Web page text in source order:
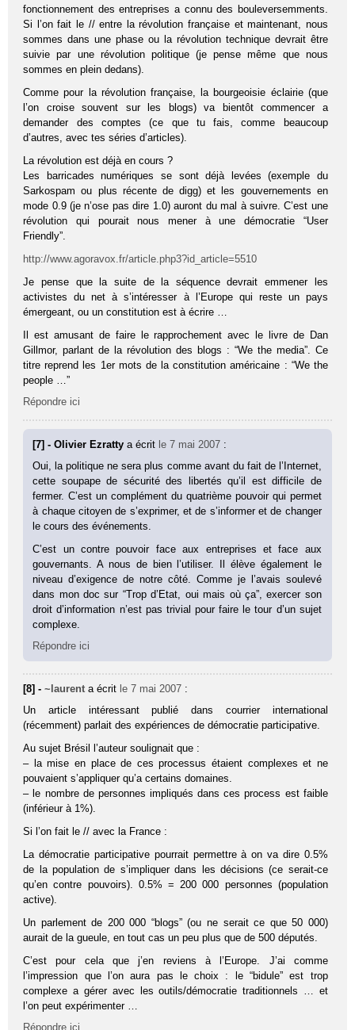
fonctionnement des entreprises a connu des bouleversemments.
Si l’on fait le // entre la révolution française et maintenant, nous
sommes dans une phase ou la révolution technique devrait être
suivie par une révolution politique (je pense même que nous
sommes en plein dedans).
Comme pour la révolution française, la bourgeoisie éclairie (que
l’on croise souvent sur les blogs) va bientôt commencer a
demander des comptes (ce que tu fais, comme beaucoup
d’autres, avec tes séries d’articles).
La révolution est déjà en cours ?
Les barricades numériques se sont déjà levées (exemple du
Sarkospam ou plus récente de digg) et les gouvernements en
mode 0.9 (je n’ose pas dire 1.0) auront du mal à suivre. C’est une
révolution qui pourait nous mener à une démocratie “User
Friendly”.
http://www.agoravox.fr/article.php3?id_article=5510
Je pense que la suite de la séquence devrait emmener les
activistes du net à s’intéresser à l’Europe qui reste un pays
émergeant, ou un constitution est à écrire …
Il est amusant de faire le rapprochement avec le livre de Dan
Gillmor, parlant de la révolution des blogs : “We the media”. Ce
titre reprend les 1er mots de la constitution américaine : “We the
people …”
Répondre ici
[7] - Olivier Ezrattya écrit le 7 mai 2007 :
Oui, la politique ne sera plus comme avant du fait de l’Internet,
cette soupape de sécurité des libertés qu’il est difficile de
fermer. C’est un complément du quatrième pouvoir qui permet
à chaque citoyen de s’exprimer, et de s’informer et de changer
le cours des événements.
C’est un contre pouvoir face aux entreprises et face aux
gouvernants. A nous de bien l’utiliser. Il élève également le
niveau d’exigence de notre côté. Comme je l’avais soulevé
dans mon doc sur “Trop d’Etat, oui mais où ça”, exercer son
droit d’information n’est pas trivial pour faire le tour d’un sujet
complexe.
Répondre ici
[8] -~laurent a écrit le 7 mai 2007 :
Un article intéressant publié dans courrier international
(récemment) parlait des expériences de démocratie participative.
Au sujet Brésil l’auteur soulignait que :
– la mise en place de ces processus étaient complexes et ne
pouvaient s’appliquer qu’a certains domaines.
– le nombre de personnes impliqués dans ces process est faible
(inférieur à 1%).
Si l’on fait le // avec la France :
La démocratie participative pourrait permettre à on va dire 0.5%
de la population de s’impliquer dans les décisions (ce serait-ce
qu’en contre pouvoirs). 0.5% = 200 000 personnes (population
active).
Un parlement de 200 000 “blogs” (ou ne serait ce que 50 000)
aurait de la gueule, en tout cas un peu plus que de 500 députés.
C’est pour cela que j’en reviens à l’Europe. J’ai comme
l’impression que l’on aura pas le choix : le “bidule” est trop
complexe a gérer avec les outils/démocratie traditionnels … et
l’on peut expérimenter …
Répondre ici